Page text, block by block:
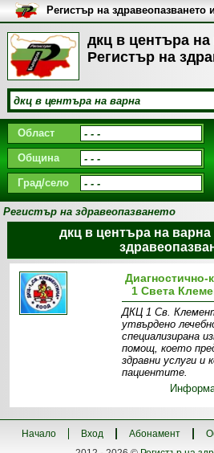
дкц в центъра на
Регистър на
Регистър на здравеопазването и
медицинските заведения в
България
Област
Община
Град/село
Регистър на здравеопазването
дкц в центъра на варна
Диагностично-
1 Света
ДКЦ 1 Св.
утвърдено
специализирана
помощ, което
здравни услуги и
пациентите.
Начало Вход Абонамент